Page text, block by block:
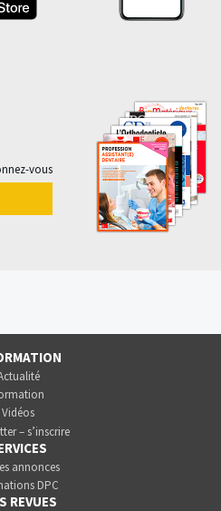
vous
Vidéos
– s’inscrire
annonces
DPC
REVUES